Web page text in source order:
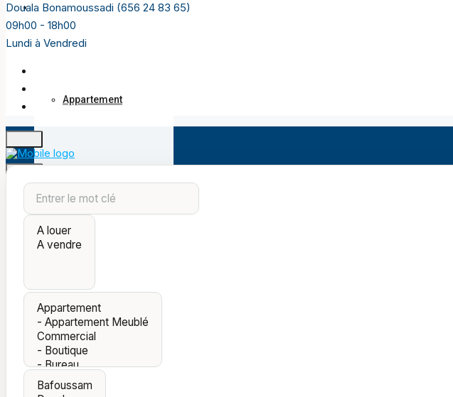
A louer
Appartement
Appartements meublés
Villas Meublées
Douala Bonamoussadi (656 24 83 65)
09h00 - 18h00
Lundi à Vendredi